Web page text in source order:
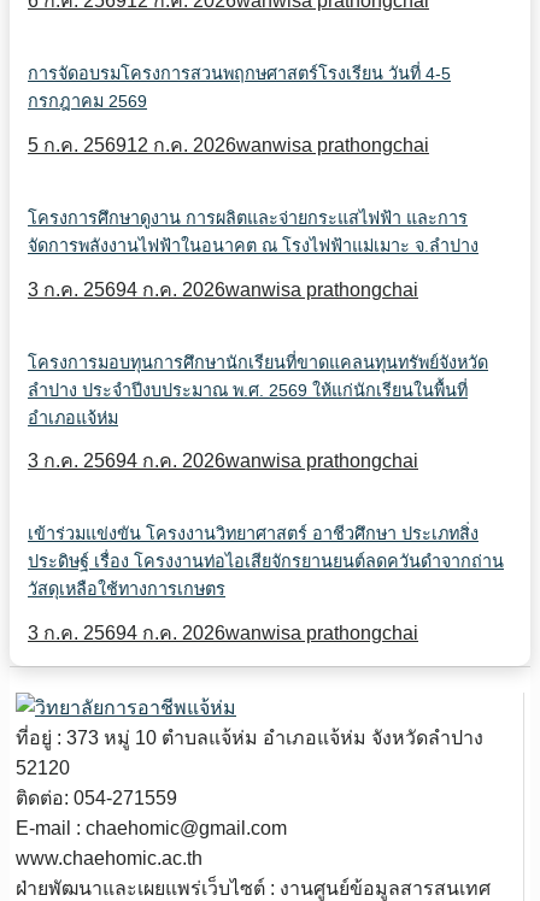
การจัดอบรมโครงการสวนพฤกษศาสตร์โรงเรียน วันที่ 4-5
กรกฎาคม 2569
5 ก.ค. 256912 ก.ค. 2026wanwisa prathongchai
โครงการศึกษาดูงาน การผลิตและจ่ายกระแสไฟฟ้า และการ
จัดการพลังงานไฟฟ้าในอนาคต ณ โรงไฟฟ้าแม่เมาะ จ.ลำปาง
3 ก.ค. 25694 ก.ค. 2026wanwisa prathongchai
โครงการมอบทุนการศึกษานักเรียนที่ขาดแคลนทุนทรัพย์จังหวัด
ลำปาง ประจำปีงบประมาณ พ.ศ. 2569 ให้แก่นักเรียนในพื้นที่
อำเภอแจ้ห่ม
3 ก.ค. 25694 ก.ค. 2026wanwisa prathongchai
เข้าร่วมแข่งขัน โครงงานวิทยาศาสตร์ อาชีวศึกษา ประเภทสิ่ง
ประดิษฐ์ เรื่อง โครงงานท่อไอเสียจักรยานยนต์ลดควันดำจากถ่าน
วัสดุเหลือใช้ทางการเกษตร
3 ก.ค. 25694 ก.ค. 2026wanwisa prathongchai
ที่อยู่ : 373 หมู่ 10 ตำบลแจ้ห่ม อำเภอแจ้ห่ม จังหวัดลำปาง
52120
ติดต่อ: 054-271559
E-mail : chaehomic@gmail.com
www.chaehomic.ac.th
ฝ่ายพัฒนาและเผยแพร่เว็บไซต์ : งานศูนย์ข้อมูลสารสนเทศ